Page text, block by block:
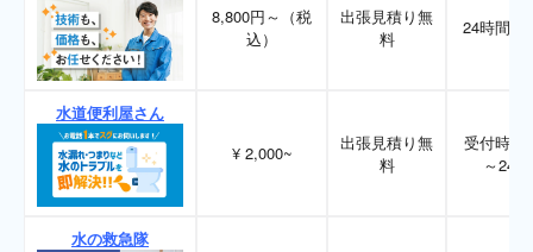
8,800円～（税
込）
出張見積り無
料
24時間
水道便利屋さん
¥ 2,000~
出張見積り無
料
受付時間
～24時
水の救急隊